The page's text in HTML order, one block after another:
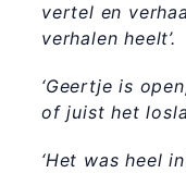
vertel en
verhalen heelt’.
‘Geertje is
of juist het
‘Het was heel